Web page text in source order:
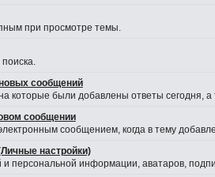
при просмотре темы.
сообщений
которые были добавлены ответы сегодня,
сообщении
сообщением, когда в тему
настройки)
и персональной информации, аватаров,